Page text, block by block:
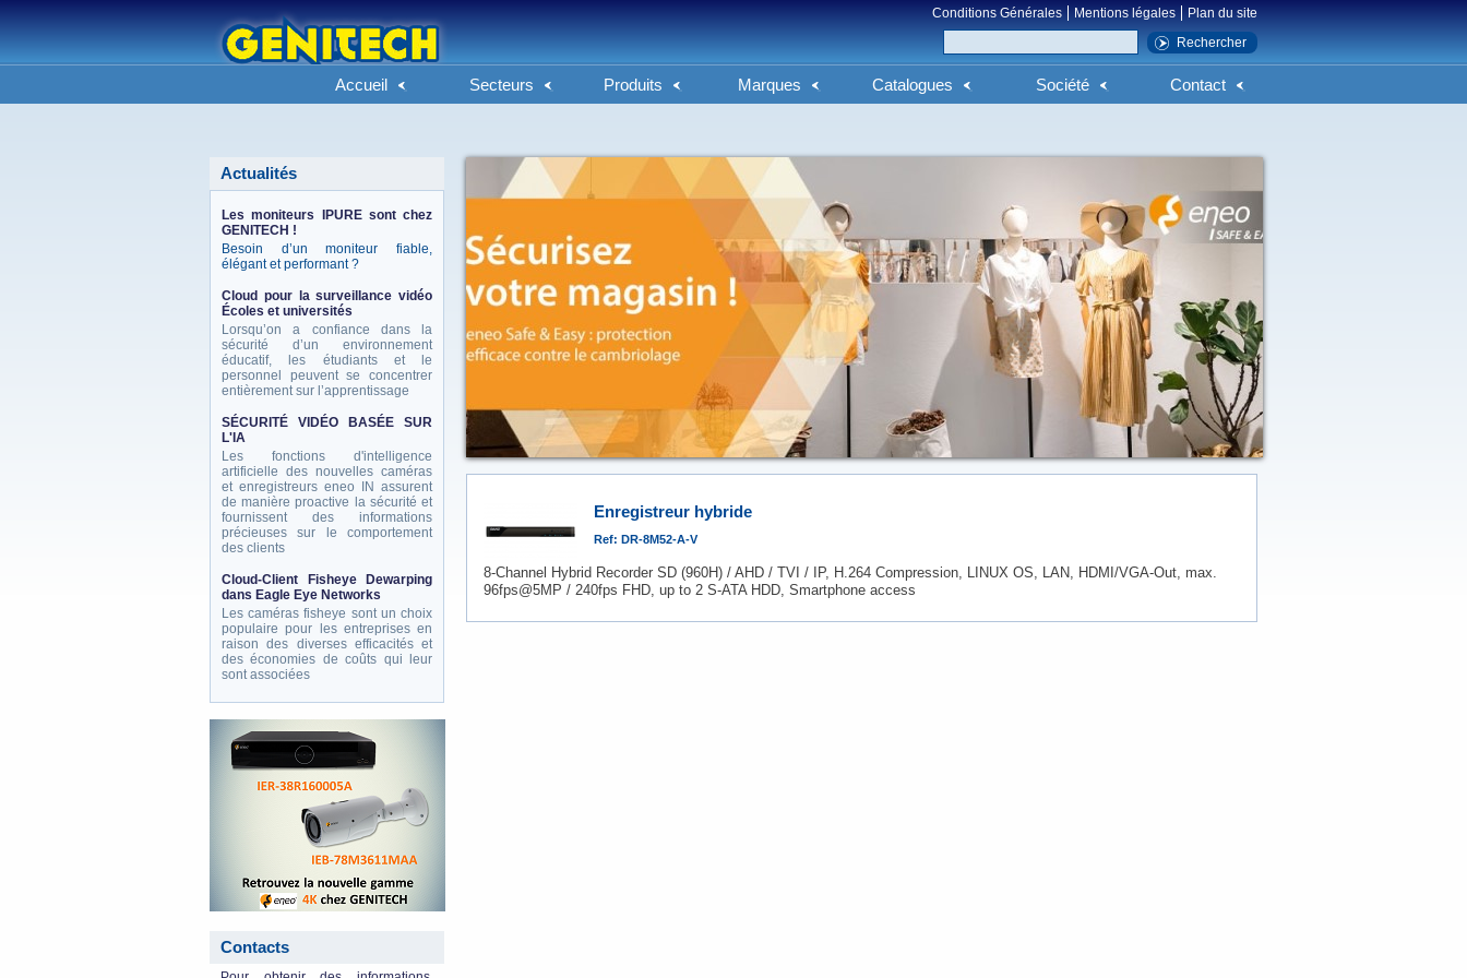
Conditions Générales Mentions légales Plan du site
Accueil Secteurs Produits Marques Catalogues Société Contact
Actualités
Les moniteurs IPURE sont chez
GENITECH !
Besoin d’un moniteur fiable,
élégant et performant ?
Cloud pour la surveillance vidéo
Écoles et universités
Lorsqu’on a confiance dans la
sécurité d’un environnement
éducatif, les étudiants et le
personnel peuvent se concentrer
entièrement sur l’apprentissage
SÉCURITÉ VIDÉO BASÉE SUR
L'IA
Les fonctions d'intelligence
artificielle des nouvelles caméras
et enregistreurs eneo IN assurent
de manière proactive la sécurité et
fournissent des informations
précieuses sur le comportement
des clients
Cloud-Client Fisheye Dewarping
dans Eagle Eye Networks
Les caméras fisheye sont un choix
populaire pour les entreprises en
raison des diverses efficacités et
des économies de coûts qui leur
sont associées
Contacts
Enregistreur hybride
Ref: DR-8M52-A-V
8-Channel Hybrid Recorder SD (960H) / AHD / TVI / IP, H.264 Compression, LINUX OS, LAN, HDMI/VGA-Out, max.
96fps@5MP / 240fps FHD, up to 2 S-ATA HDD, Smartphone access